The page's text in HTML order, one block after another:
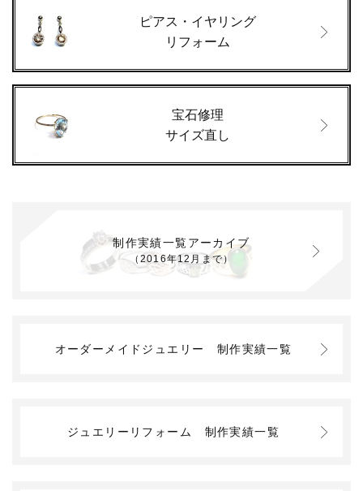
ピアス・イヤリング
リフォーム
宝石修理
サイズ直し
制作実績一覧アーカイブ
（2016年12月まで）
オーダーメイドジュエリー 制作実績一覧
ジュエリーリフォーム 制作実績一覧